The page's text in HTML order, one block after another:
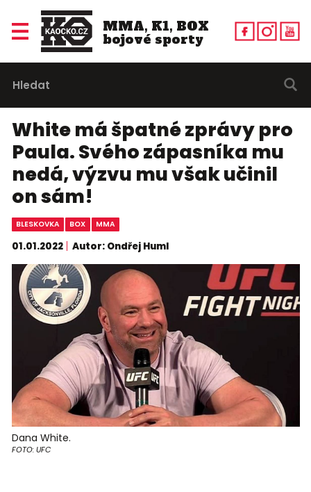
MMA, K1, BOX
bojové sporty
White má špatné zprávy pro
Paula. Svého zápasníka mu
nedá, výzvu mu však učinil
on sám!
BLESKOVKA BOX MMA
01.01.2022 Autor: Ondřej Huml
Dana White.
FOTO: UFC